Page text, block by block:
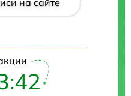
на сайте